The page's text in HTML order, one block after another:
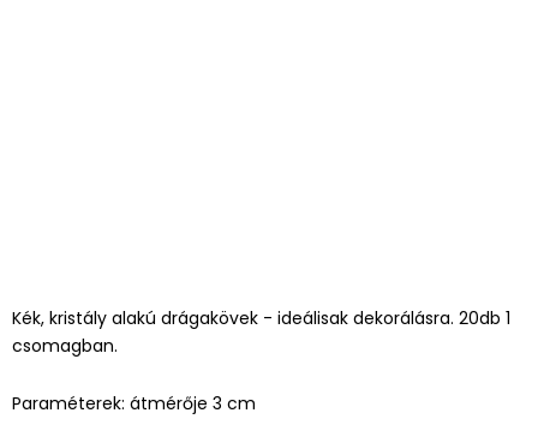
Kék, kristály alakú drágakövek - ideálisak dekorálásra. 20db 1
csomagban.
Paraméterek: átmérője 3 cm